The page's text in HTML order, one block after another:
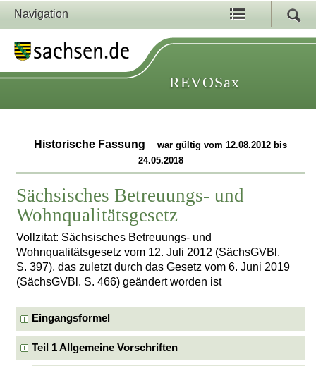
Navigation
REVOSax
Historische Fassung
war gültig vom 12.08.2012 bis
24.05.2018
Sächsisches Betreuungs- und
Wohnqualitätsgesetz
Vollzitat: Sächsisches Betreuungs- und
Wohnqualitätsgesetz vom 12. Juli 2012 (SächsGVBl.
S. 397), das zuletzt durch das Gesetz vom 6. Juni 2019
(SächsGVBl. S. 466) geändert worden ist
Eingangsformel
Teil 1 Allgemeine Vorschriften